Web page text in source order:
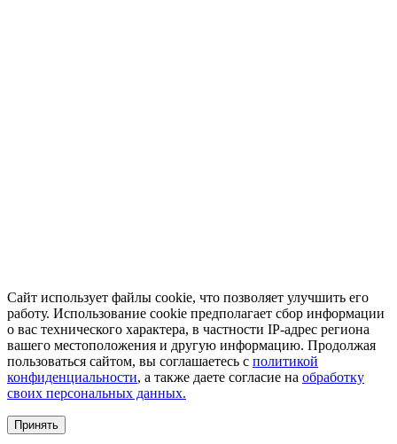
Сайт использует файлы cookie, что позволяет улучшить его
работу. Использование cookie предполагает сбор информации
о вас технического характера, в частности IP-адрес региона
вашего местоположения и другую информацию. Продолжая
пользоваться сайтом, вы соглашаетесь с политикой
конфиденциальности, а также даете согласие на обработку
своих персональных данных.
Принять